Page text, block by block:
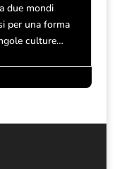
due mondi
per una forma
culture…